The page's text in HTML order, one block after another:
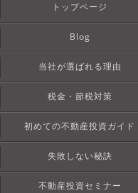
トップページ
Blog
当社が選ばれる理由
税金・節税対策
初めての不動産投資ガイド
失敗しない秘訣
不動産投資セミナー